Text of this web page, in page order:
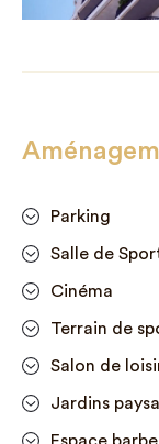
Parking
Salle de
Cinéma
Terrain de
Salon de
Jardins